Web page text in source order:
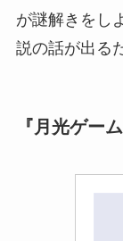
が謎解きをし
説の話が出る
『月光ゲー